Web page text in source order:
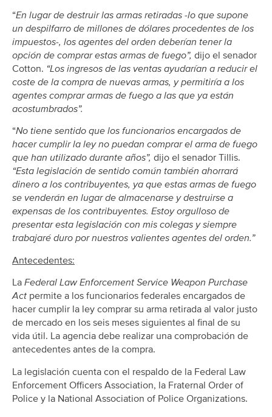
“En lugar de destruir las armas retiradas -lo que supone
un despilfarro de millones de dólares procedentes de los
impuestos-, los agentes del orden deberían tener la
opción de comprar estas armas de fuego”, dijo el senador
Cotton. “Los ingresos de las ventas ayudarían a reducir el
coste de la compra de nuevas armas, y permitiría a los
agentes comprar armas de fuego a las que ya están
acostumbrados”.
“No tiene sentido que los funcionarios encargados de
hacer cumplir la ley no puedan comprar el arma de fuego
que han utilizado durante años”, dijo el senador Tillis.
“Esta legislación de sentido común también ahorrará
dinero a los contribuyentes, ya que estas armas de fuego
se venderán en lugar de almacenarse y destruirse a
expensas de los contribuyentes. Estoy orgulloso de
presentar esta legislación con mis colegas y siempre
trabajaré duro por nuestros valientes agentes del orden.”
Antecedentes:
La Federal Law Enforcement Service Weapon Purchase
Act permite a los funcionarios federales encargados de
hacer cumplir la ley comprar su arma retirada al valor justo
de mercado en los seis meses siguientes al final de su
vida útil. La agencia debe realizar una comprobación de
antecedentes antes de la compra.
La legislación cuenta con el respaldo de la Federal Law
Enforcement Officers Association, la Fraternal Order of
Police y la National Association of Police Organizations.